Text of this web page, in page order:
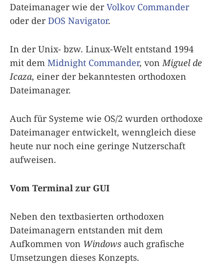
Dateimanager wie derVolkov Commander
oder derDOS Navigator.
In der Unix- bzw. Linux-Welt entstand 1994
mit dem Midnight Commander, von Miguel de
Icaza, einer der bekanntesten orthodoxen
Dateimanager.
Auch für Systeme wie OS/2 wurden orthodoxe
Dateimanager entwickelt, wenngleich diese
heute nur noch eine geringe Nutzerschaft
aufweisen.
Vom Terminal zur GUI
Neben den textbasierten orthodoxen
Dateimanagern entstanden mit dem
Aufkommen von Windows auch grafische
Umsetzungen dieses Konzepts.